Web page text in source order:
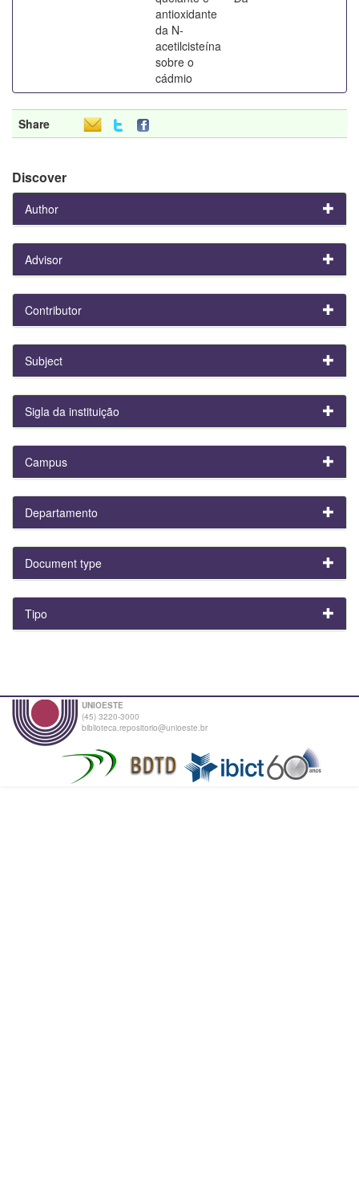
antioxidante
da N-
acetilcisteína
sobre o
cádmio
Share
Discover
Author
Advisor
Contributor
Subject
Sigla da instituição
Campus
Departamento
Document type
Tipo
UNIOESTE
(45) 3220-3000
biblioteca.repositorio@unioeste.br